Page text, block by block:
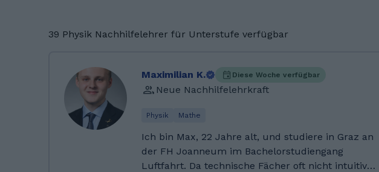
39 Physik Nachhilfelehrer für Unterstufe verfügbar
Maximilian K. Diese Woche verfügbar
Neue Nachhilfelehrkraft
Physik Mathe
Ich bin Max, 22 Jahre alt, und studiere in Graz an
der FH Joanneum im Bachelorstudiengang
Luftfahrt. Da technische Fächer oft nicht intuitiv